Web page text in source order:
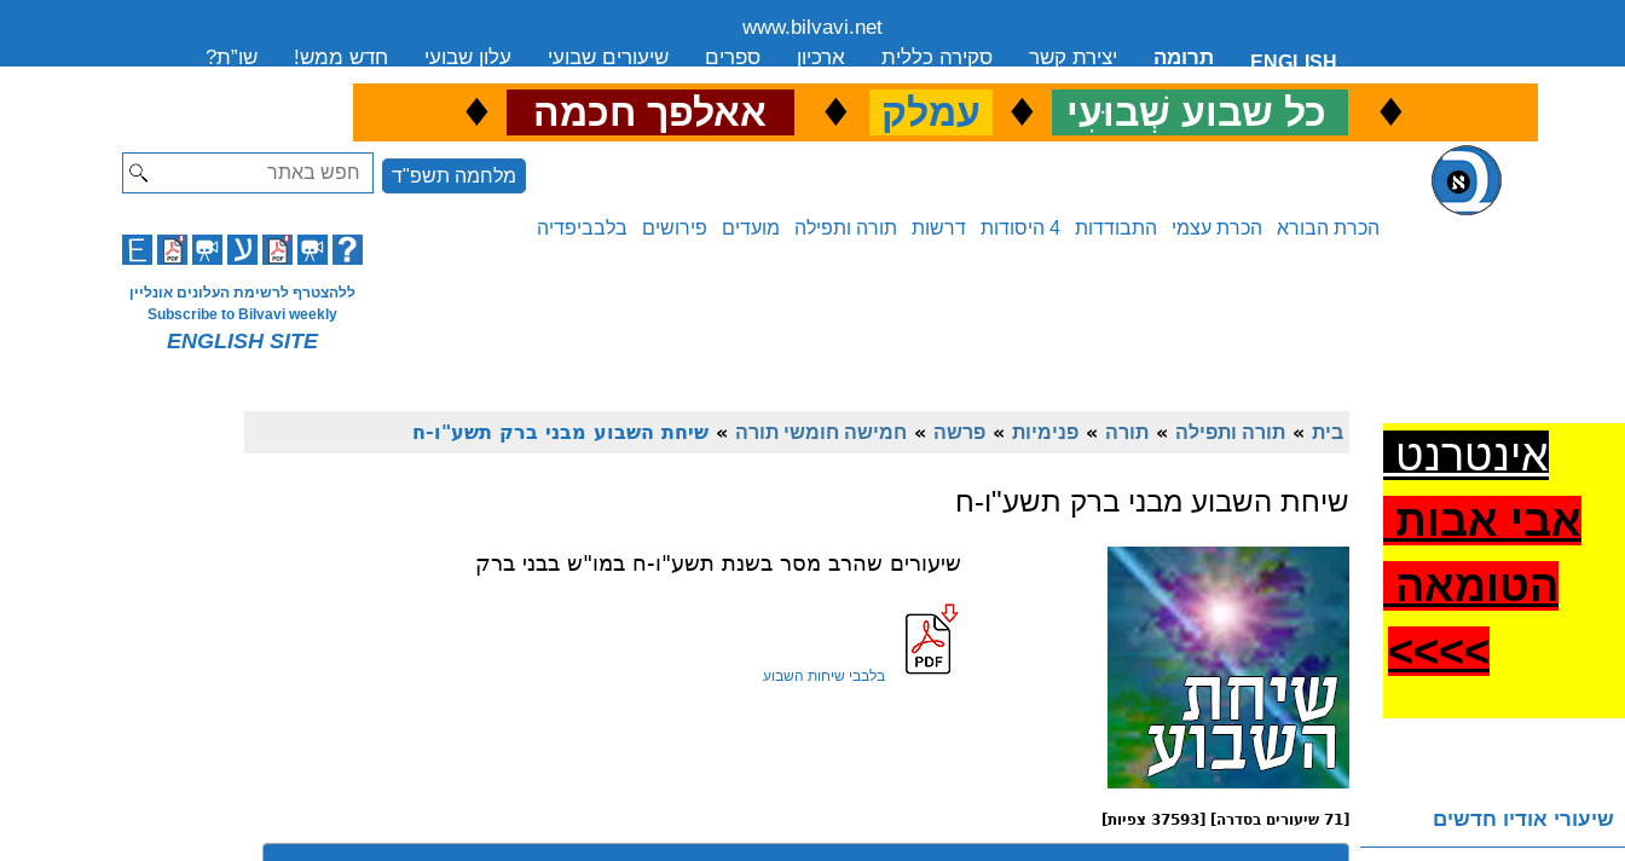
www.bilvavi.net
שו”ת?
חדש ממש! עלון שבועי שיעורים שבועי ספרים ארכיון סקירה כללית יצירת קשר תרומה ENGLISH
♦ כל שבוע שְׁבוּעִי ♦ עמלק ♦ אאלפך חכמה ♦
Search
מלחמה תשפ"ד
הכרת הבורא הכרת עצמי התבודדות 4 היסודות דרשות תורה ותפילה מועדים פירושים בלבביפדיה
ללהצטרף לרשימת העלונים אונליין
Subscribe to Bilvavi weekly
ENGLISH SITE
בית »תורה ותפילה »תורה »פנימיות »פרשה » חמישה חומשי תורה »שיחת השבוע מבני ברק תשע"ו-ח
שיחת השבוע מבני ברק תשע"ו-ח
שיעורים שהרב מסר בשנת תשע"ו-ח במו"ש בבני ברק
בלבבי שיחות השבוע
[71 שיעורים בסדרה] [37593 צפיות]
אינטרנט
אבי אבות
הטומאה
>>>
>
שיעורי אודיו חדשים